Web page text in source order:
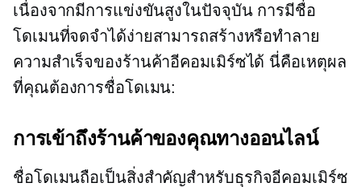
เนื่องจากมีการแข่งขันสูงในปัจจุบัน การมีชื่อ
โดเมนที่จดจำได้ง่ายสามารถสร้างหรือทำลาย
ความสำเร็จของร้านค้าอีคอมเมิร์ซได้ นี่คือเหตุผล
ที่คุณต้องการชื่อโดเมน:
การเข้าถึงร้านค้าของคุณทางออนไลน์
ชื่อโดเมนถือเป็นสิ่งสำคัญสำหรับธุรกิจอีคอมเมิร์ซ